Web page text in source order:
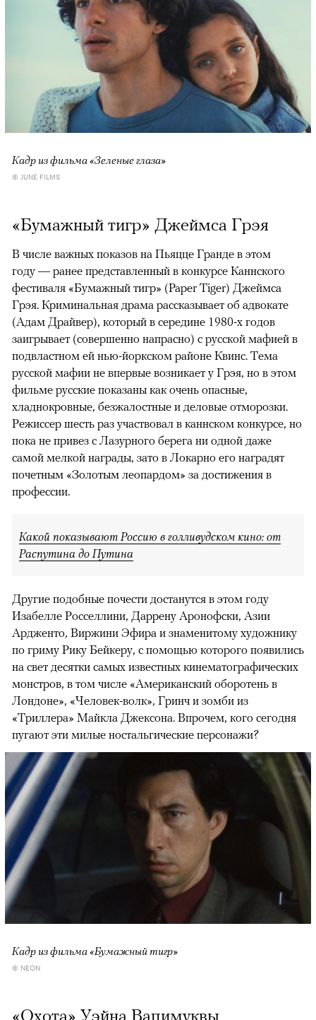
Кадр из фильма «Зеленые глаза»
© JUNE FILMS
«Бумажный тигр» Джеймса Грэя
В числе важных показов на Пьяцце Гранде в этом
году — ранее представленный в конкурсе Каннского
фестиваля «Бумажный тигр» (Paper Tiger) Джеймса
Грэя. Криминальная драма рассказывает об адвокате
(Адам Драйвер), который в середине 1980-х годов
заигрывает (совершенно напрасно) с русской мафией в
подвластном ей нью-йоркском районе Квинс. Тема
русской мафии не впервые возникает у Грэя, но в этом
фильме русские показаны как очень опасные,
хладнокровные, безжалостные и деловые отморозки.
Режиссер шесть раз участвовал в каннском конкурсе, но
пока не привез с Лазурного берега ни одной даже
самой мелкой награды, зато в Локарно его наградят
почетным «Золотым леопардом» за достижения в
профессии.
Какой показывают Россию в голливудском кино: от
Распутина до Путина
Другие подобные почести достанутся в этом году
Изабелле Росселлини, Даррену Аронофски, Азии
Ардженто, Виржини Эфира и знаменитому художнику
по гриму Рику Бейкеру, с помощью которого появились
на свет десятки самых известных кинематографических
монстров, в том числе «Американский оборотень в
Лондоне», «Человек-волк», Гринч и зомби из
«Триллера» Майкла Джексона. Впрочем, кого сегодня
пугают эти милые ностальгические персонажи?
Кадр из фильма «Бумажный тигр»
© NEON
«Охота» Уэйна Вапимуквы